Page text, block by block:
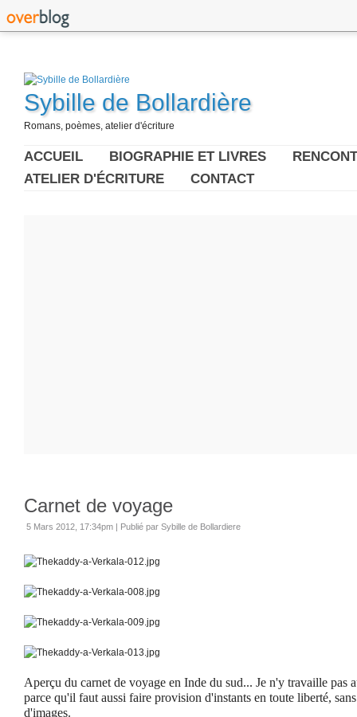
Sybille de Bollardière
Romans, poèmes, atelier d'écriture
ACCUEIL BIOGRAPHIE ET LIVRES
ATELIER D'ÉCRITURE
CONTACT
Carnet de voyage
5 Mars 2012, 17:34pm | Publié par Sybille de Bollardiere
Aperçu du carnet de voyage en Inde du sud... Je n'y travaille pas
parce qu'il faut aussi faire provision d'instants en toute liberté,
d'images.